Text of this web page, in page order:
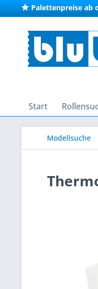
Palettenpreise ab
Start
Modellsuche